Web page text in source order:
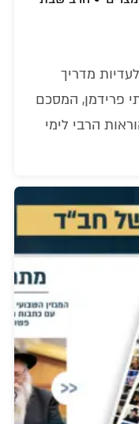
מדריך
פרידמן, המסכם
הרבי לימי